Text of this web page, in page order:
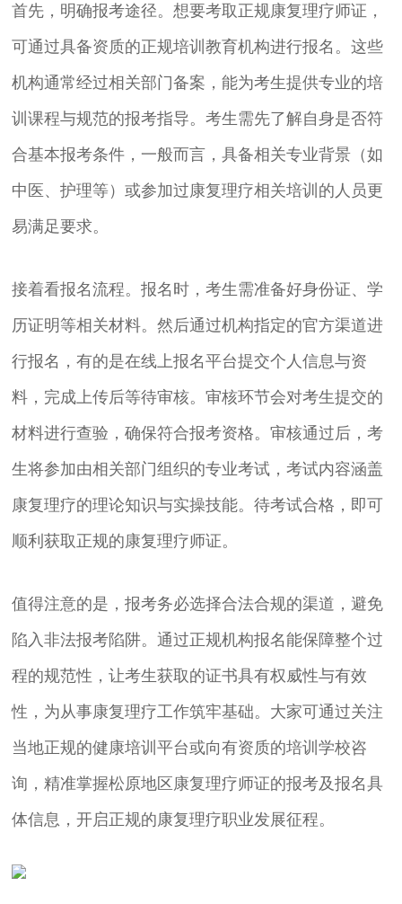
首先，明确报考途径。想要考取正规康复理疗师证，
可通过具备资质的正规培训教育机构进行报名。这些
机构通常经过相关部门备案，能为考生提供专业的培
训课程与规范的报考指导。考生需先了解自身是否符
合基本报考条件，一般而言，具备相关专业背景（如
中医、护理等）或参加过康复理疗相关培训的人员更
易满足要求。
接着看报名流程。报名时，考生需准备好身份证、学
历证明等相关材料。然后通过机构指定的官方渠道进
行报名，有的是在线上报名平台提交个人信息与资
料，完成上传后等待审核。审核环节会对考生提交的
材料进行查验，确保符合报考资格。审核通过后，考
生将参加由相关部门组织的专业考试，考试内容涵盖
康复理疗的理论知识与实操技能。待考试合格，即可
顺利获取正规的康复理疗师证。
值得注意的是，报考务必选择合法合规的渠道，避免
陷入非法报考陷阱。通过正规机构报名能保障整个过
程的规范性，让考生获取的证书具有权威性与有效
性，为从事康复理疗工作筑牢基础。大家可通过关注
当地正规的健康培训平台或向有资质的培训学校咨
询，精准掌握松原地区康复理疗师证的报考及报名具
体信息，开启正规的康复理疗职业发展征程。